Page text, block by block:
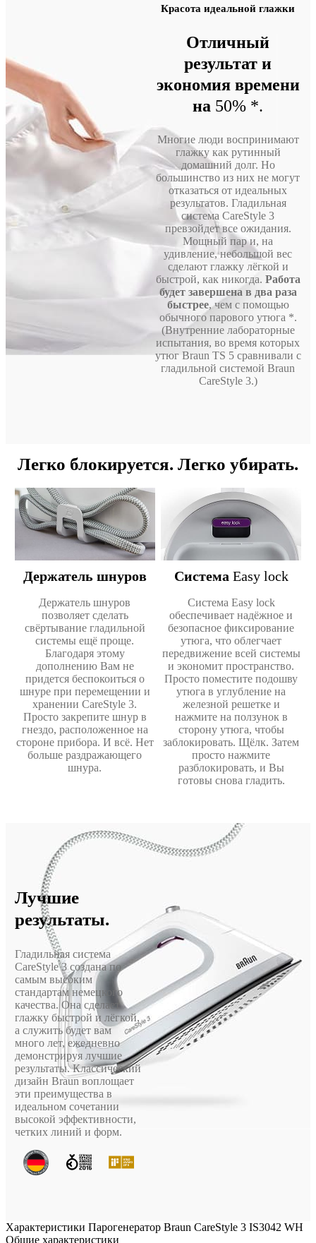
Красота идеальной глажки
Отличный
результат и
экономия времени
на 50% *.
Многие люди воспринимают
глажку как рутинный
домашний долг. Но
большинство из них не могут
отказаться от идеальных
результатов. Гладильная
система CareStyle 3
превзойдет все ожидания.
Мощный пар и, на
удивление, небольшой вес
сделают глажку лёгкой и
быстрой, как никогда. Работа
будет завершена в два раза
быстрее, чем с помощью
обычного парового утюга *.
(Внутренние лабораторные
испытания, во время которых
утюг Braun TS 5 сравнивали с
гладильной системой Braun
CareStyle 3.)
Легко блокируется. Легко убирать.
Держатель шнуров
Держатель шнуров
позволяет сделать
свёртывание гладильной
системы ещё проще.
Благодаря этому
дополнению Вам не
придется беспокоиться о
шнуре при перемещении и
хранении CareStyle 3.
Просто закрепите шнур в
гнездо, расположенное на
стороне прибора. И всё. Нет
больше раздражающего
шнура.
Система Easy lock
Система Easy lock
обеспечивает надёжное и
безопасное фиксирование
утюга, что облегчает
передвижение всей системы
и экономит пространство.
Просто поместите подошву
утюга в углубление на
железной решетке и
нажмите на ползунок в
сторону утюга, чтобы
заблокировать. Щёлк. Затем
просто нажмите
разблокировать, и Вы
готовы снова гладить.
Лучшие
результаты.
Гладильная система
CareStyle 3 создана по
самым высоким
стандартам немецкого
качества. Она сделает
глажку быстрой и лёгкой,
а служить будет вам
много лет, ежедневно
демонстрируя лучшие
результаты. Классический
дизайн Braun воплощает
эти преимущества в
идеальном сочетании
высокой эффективности,
четких линий и форм.
Характеристики Парогенератор Braun CareStyle 3 IS3042 WH
Общие характеристики